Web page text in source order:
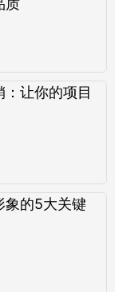
让你的项目
象的5大关键